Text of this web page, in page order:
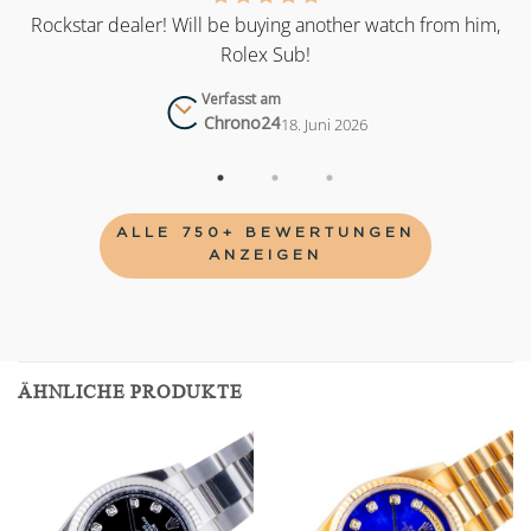
Rockstar dealer! Will be buying another watch from him,
Rolex Sub!
Verfasst am
Chrono2418. Juni 2026
ALLE 750+ BEWERTUNGEN
ANZEIGEN
ÄHNLICHE PRODUKTE
Add to
wishlist
Add to
wishlist